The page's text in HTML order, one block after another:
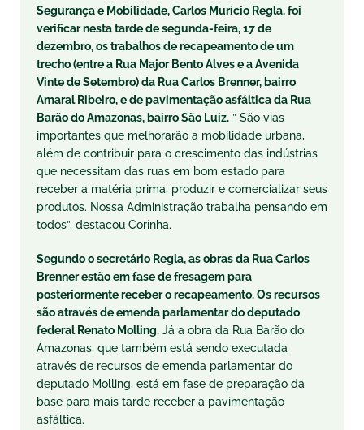
Segurança e Mobilidade, Carlos Murício Regla, foi
verificar nesta tarde desegunda-feira, 17 de
dezembro, os trabalhos de recapeamento de um
trecho (entre a Rua Major Bento Alves e a Avenida
Vinte de Setembro) da Rua Carlos Brenner, bairro
Amaral Ribeiro, e de pavimentação asfáltica da Rua
Barão do Amazonas, bairro São Luiz. ” São vias
importantes que melhorarão a mobilidade urbana,
além de contribuir para o crescimento das indústrias
que necessitam das ruas em bom estado para
receber a matéria prima, produzir e comercializar seus
produtos. Nossa Administração trabalha pensando em
todos”, destacou Corinha.
Segundo o secretário Regla, as obras da Rua Carlos
Brenner estão em fase de fresagem para
posteriormente receber o recapeamento. Os recursos
são através de emenda parlamentar do deputado
federal Renato Molling. Já a obra da Rua Barão do
Amazonas, que também está sendo executada
através de recursos de emenda parlamentar do
deputado Molling, está em fase de preparação da
base para mais tarde receber a pavimentação
asfáltica.